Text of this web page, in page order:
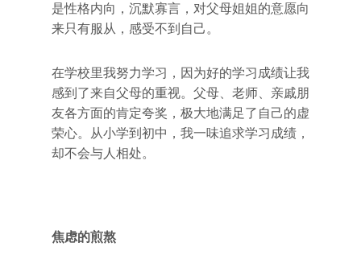
是性格内向，沉默寡言，对父母姐姐的意愿向
来只有服从，感受不到自己。
在学校里我努力学习，因为好的学习成绩让我
感到了来自父母的重视。父母、老师、亲戚朋
友各方面的肯定夸奖，极大地满足了自己的虚
荣心。从小学到初中，我一味追求学习成绩，
却不会与人相处。
焦虑的煎熬